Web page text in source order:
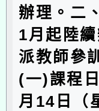
辦理。二
1月起陸
派教師參
(一)課程
月14日（